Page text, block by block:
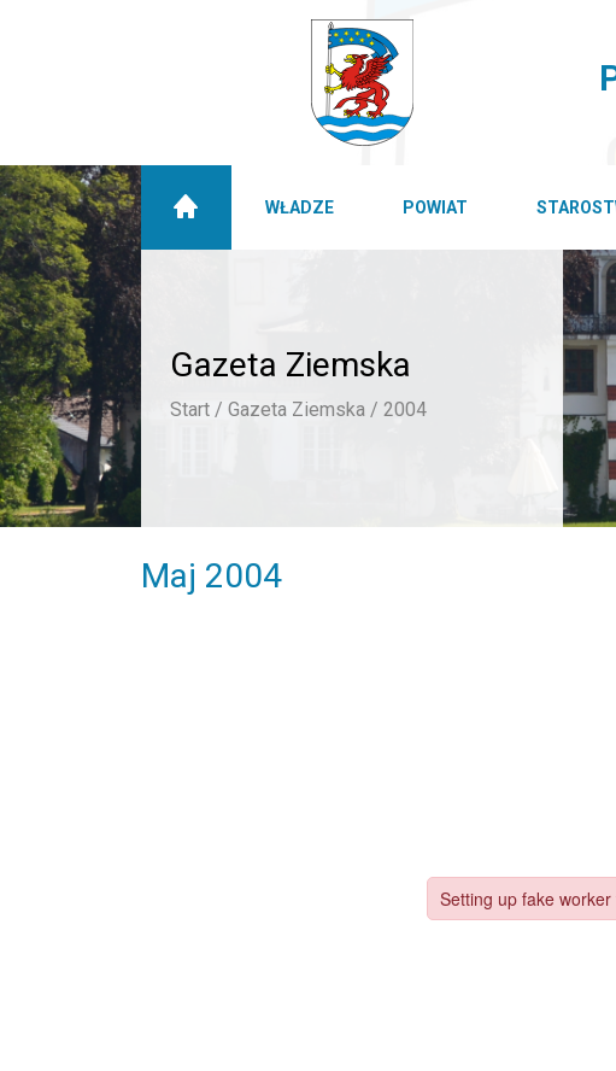
WŁADZE POWIAT
Gazeta Ziemska
Start / Gazeta Ziemska / 2004
Maj 2004